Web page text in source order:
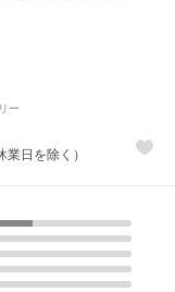
ー
日を除く）